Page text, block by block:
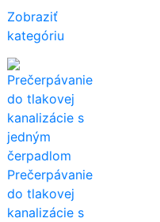
Zobraziť
kategóriu
Prečerpávanie
do tlakovej
kanalizácie s